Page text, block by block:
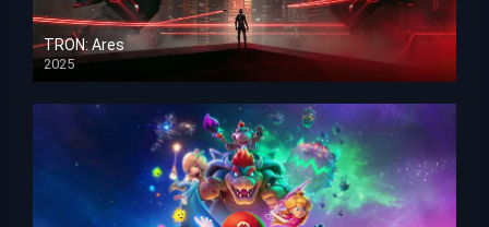
TRON: Ares
2025
HD 1080p